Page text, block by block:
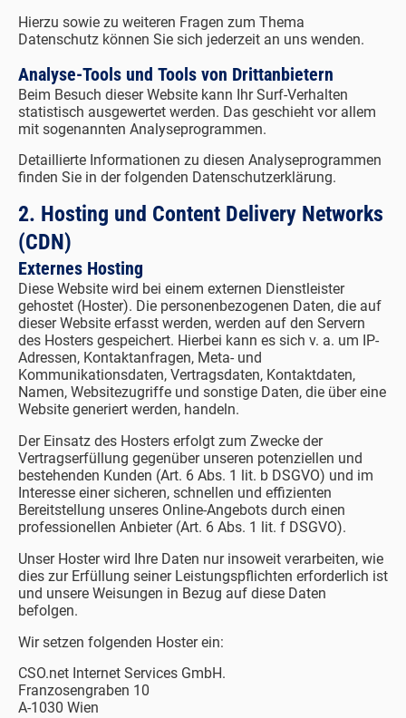
Hierzu sowie zu weiteren Fragen zum Thema
Datenschutz können Sie sich jederzeit an uns wenden.
Analyse-Tools und Tools von Dritt­anbietern
Beim Besuch dieser Website kann Ihr Surf-Verhalten
statistisch ausgewertet werden. Das geschieht vor allem
mit sogenannten Analyseprogrammen.
Detaillierte Informationen zu diesen Analyseprogrammen
finden Sie in der folgenden Datenschutzerklärung.
2. Hosting und Content Delivery Networks
(CDN)
Externes Hosting
Diese Website wird bei einem externen Dienstleister
gehostet (Hoster). Die personenbezogenen Daten, die auf
dieser Website erfasst werden, werden auf den Servern
des Hosters gespeichert. Hierbei kann es sich v. a. um IP-
Adressen, Kontaktanfragen, Meta- und
Kommunikationsdaten, Vertragsdaten, Kontaktdaten,
Namen, Websitezugriffe und sonstige Daten, die über eine
Website generiert werden, handeln.
Der Einsatz des Hosters erfolgt zum Zwecke der
Vertragserfüllung gegenüber unseren potenziellen und
bestehenden Kunden (Art. 6 Abs. 1 lit. b DSGVO) und im
Interesse einer sicheren, schnellen und effizienten
Bereitstellung unseres Online-Angebots durch einen
professionellen Anbieter (Art. 6 Abs. 1 lit. f DSGVO).
Unser Hoster wird Ihre Daten nur insoweit verarbeiten, wie
dies zur Erfüllung seiner Leistungspflichten erforderlich ist
und unsere Weisungen in Bezug auf diese Daten
befolgen.
Wir setzen folgenden Hoster ein:
CSO.net Internet Services GmbH.
Franzosengraben 10
A-1030 Wien